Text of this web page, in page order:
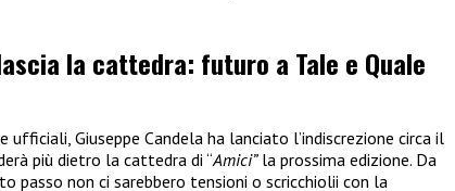
la cattedra: futuro a Tale e Quale
Giuseppe Candela ha lanciato l’indiscrezione circa il
più dietro la cattedra di “Amici”la prossima edizione. Da
passo non ci sarebbero tensioni o scricchiolii con la